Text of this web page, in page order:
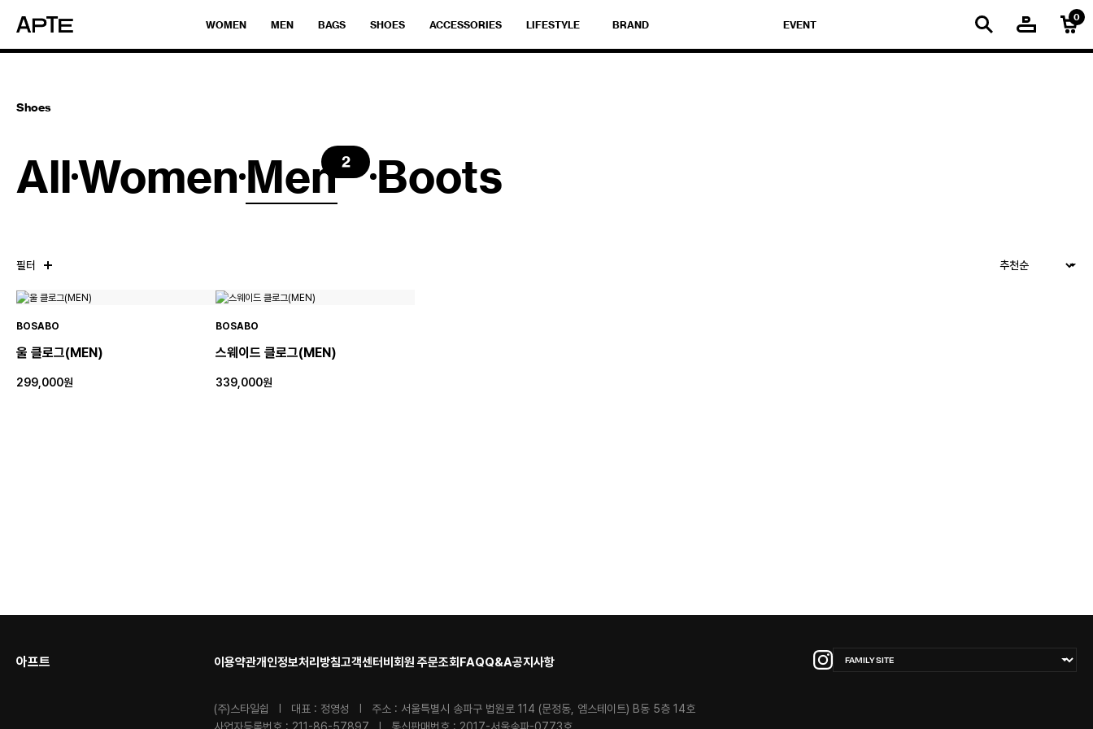
WOMEN MEN BAGS SHOES ACCESSORIES LIFESTYLE BRAND EVENT
Shoes
AllWomen Men 2 Boots
필터
BOSABO
울 클로그(MEN)
299,000원
BOSABO
스웨이드 클로그(MEN)
339,000원
아프트 이용약관개인정보처리방침고객센터 비회원 주문조회 FAQQ&A공지사항
(주)스타일쉽 I 대표 : 정영성 I 주소 : 서울특별시 송파구 법원로 114 (문정동, 엠스테이트) B동 5층 14호